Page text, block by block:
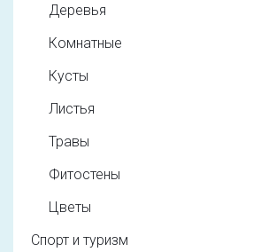
Деревья
Комнатные
Кусты
Листья
Травы
Фитостены
Цветы
Спорт и туризм